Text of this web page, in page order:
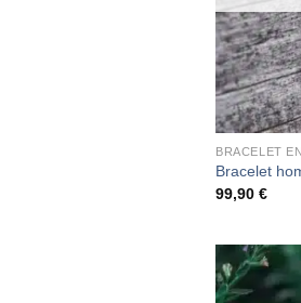
BRACELET
Bracelet
99,90€